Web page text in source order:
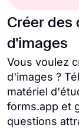
Créer des
d'images
Vous voulez
d'images ?
matériel
forms.app et
questions